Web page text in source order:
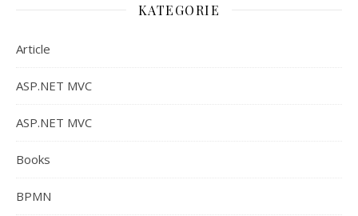
KATEGORIE
Article
ASP.NET MVC
ASP.NET MVC
Books
BPMN